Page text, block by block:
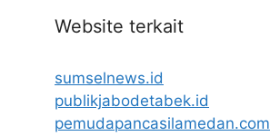
Website terkait
sumselnews.id
publikjabodetabek.id
pemudapancasilamedan.com